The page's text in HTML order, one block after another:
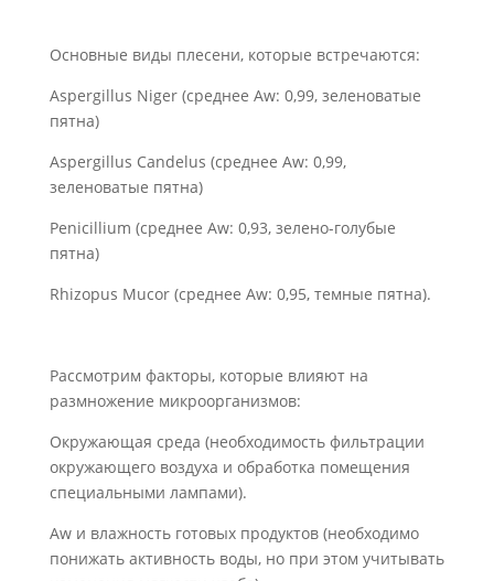
Основные виды плесени, которые встречаются:
Aspergillus Niger (среднее Aw: 0,99, зеленоватые
пятна)
Aspergillus Candelus (среднее Aw: 0,99,
зеленоватые пятна)
Penicillium (среднее Aw: 0,93, зелено-голубые
пятна)
Rhizopus Mucor (среднее Aw: 0,95, темные пятна).
Рассмотрим факторы, которые влияют на
размножение микроорганизмов:
Окружающая среда (необходимость фильтрации
окружающего воздуха и обработка помещения
специальными лампами).
Aw и влажность готовых продуктов (необходимо
понижать активность воды, но при этом учитывать